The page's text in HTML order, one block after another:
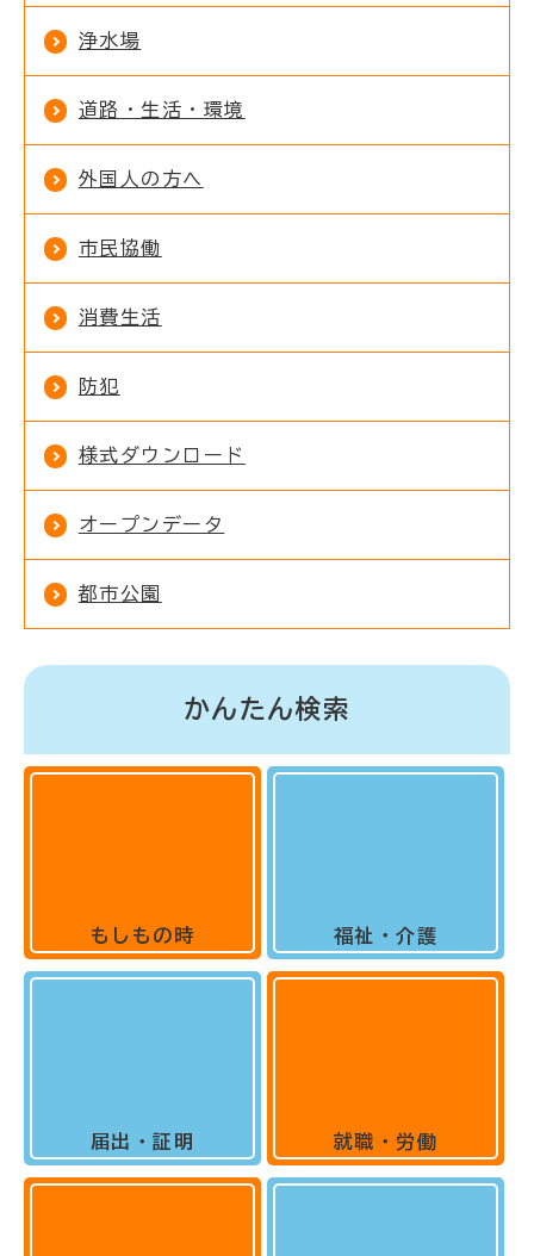
浄水場
道路・生活・環境
外国人の方へ
市民協働
消費生活
防犯
様式ダウンロード
オープンデータ
都市公園
かんたん検索
もしもの時
届出・証明
福祉・介護
就職・労働